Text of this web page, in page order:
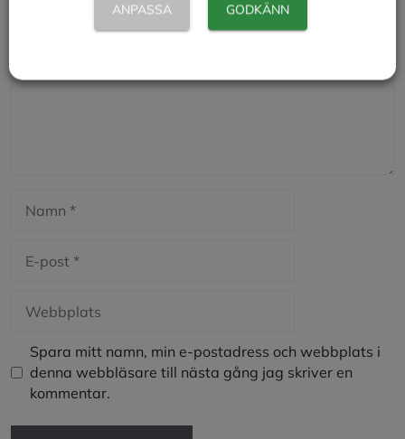
post
Spara mitt namn, min e-postadress och webbplats i
denna webbläsare till nästa gång jag skriver en
kommentar.
ANPASSA GODKÄNN